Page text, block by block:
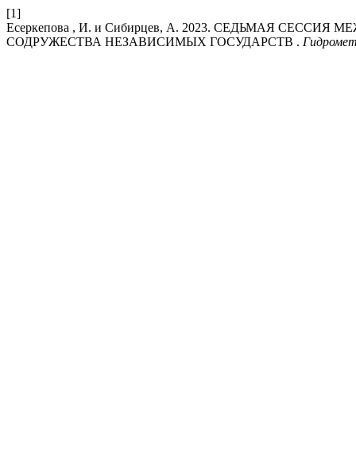
[1]
Есеркепова , И. и Сибирцев, А. 2023. СЕДЬМАЯ
СОДРУЖЕСТВА НЕЗАВИСИМЫХ ГОСУДАРСТВ .